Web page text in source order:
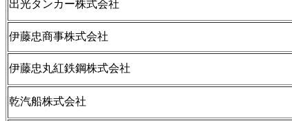
出光タンカー株式会社
伊藤忠商事株式会社
伊藤忠丸紅鉄鋼株式会社
乾汽船株式会社